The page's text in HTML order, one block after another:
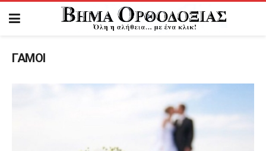
ΓΑΜΟΙ